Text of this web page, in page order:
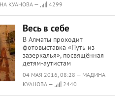
КУАНОВА — 4299
Весь в себе
В Алматы проходит
фотовыставка «Путь из
зазеркалья», посвящённая
детям-аутистам
04 МАЯ 2016, 08:28 — МАДИНА
КУАНОВА —
2440